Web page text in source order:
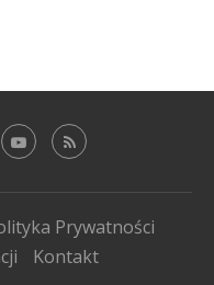
Prywatności
Kontakt